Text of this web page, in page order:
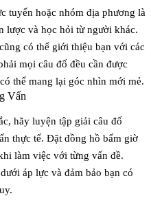
tuyến hoặc nhóm địa phương là
lược và học hỏi từ người khác.
có thể giới thiệu bạn với các
mọi câu đố đều cần được
thể mang lại góc nhìn mới mẻ.
Vấn
hãy luyện tập giải câu đố
thực tế. Đặt đồng hồ bấm giờ
làm việc với từng vấn đề.
áp lực và đảm bảo bạn có